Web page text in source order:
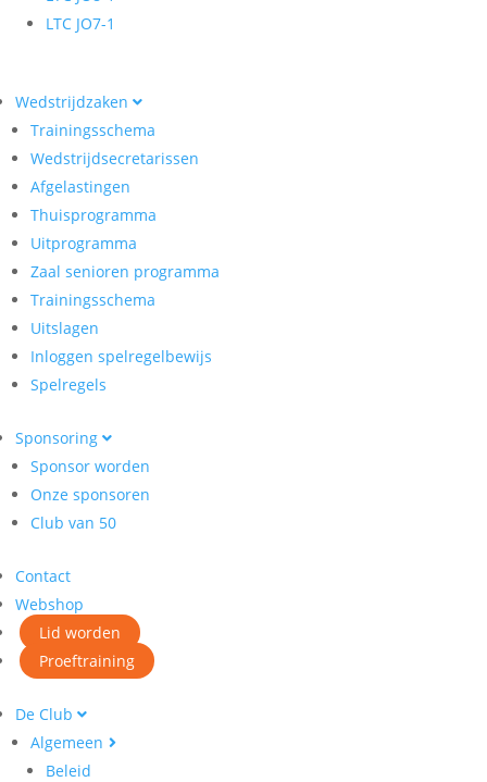
LTC JO7-1
Wedstrijdzaken
Trainingsschema
Wedstrijdsecretarissen
Afgelastingen
Thuisprogramma
Uitprogramma
Zaal senioren programma
Trainingsschema
Uitslagen
Inloggen spelregelbewijs
Spelregels
Sponsoring
Sponsor worden
Onze sponsoren
Club van 50
Contact
Webshop
Lid worden
Proeftraining
De Club
Algemeen
Beleid